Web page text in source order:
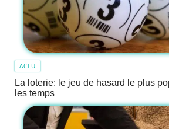
ACTU
La loterie: le jeu de hasard le plus
les temps